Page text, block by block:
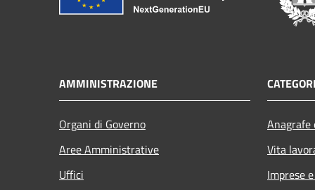
AMMINISTRAZIONE
Organi di Governo
Aree Amministrative
Uffici
Vita
Imprese